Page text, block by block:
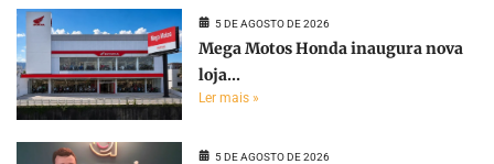
5 DE AGOSTO DE 2026
Mega Motos Honda inaugura nova
loja...
Ler mais »
5 DE AGOSTO DE 2026